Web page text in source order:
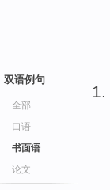
双语例句
全部
口语
书面语
论文